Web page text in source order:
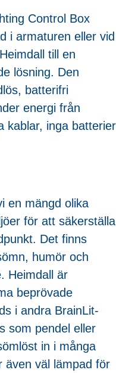
Control Box
i armaturen eller vid
till en
lösning. Den
batterifri
energi från
kablar, inga batterier
en mängd olika
för att säkerställa
Det finns
humör och
Heimdall är
beprövade
i andra BrainLit-
som pendel eller
in i många
även väl lämpad för